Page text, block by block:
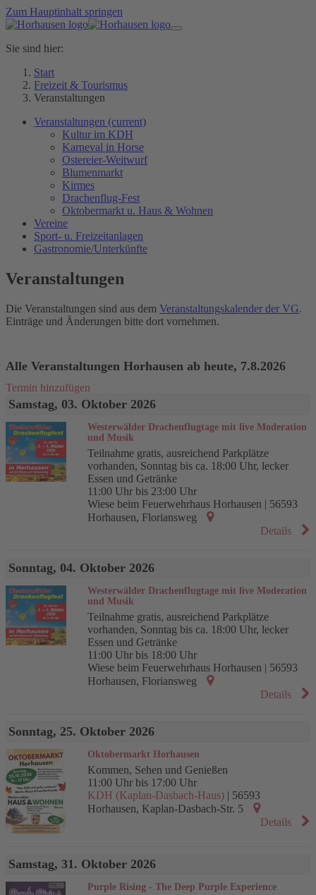
Zum Hauptinhalt springen
Sie sind hier:
Start
Freizeit & Tourismus
Veranstaltungen
Veranstaltungen (current)
Kultur im KDH
Karneval in Horse
Ostereier-Weitwurf
Blumenmarkt
Kirmes
Drachenflug-Fest
Oktobermarkt u. Haus & Wohnen
Vereine
Sport- u. Freizeitanlagen
Gastronomie/Unterkünfte
Veranstaltungen
Die Veranstaltungen sind aus dem Veranstaltungskalender der VG.
Einträge und Änderungen bitte dort vornehmen.
Alle Veranstaltungen Horhausen ab heute, 7.8.2026
Termin hinzufügen
Samstag, 03. Oktober 2026
Westerwälder Drachenflugtage mit live Moderation
und Musik
Teilnahme gratis, ausreichend Parkplätze
vorhanden, Sonntag bis ca. 18:00 Uhr, lecker
Essen und Getränke
11:00 Uhr bis 23:00 Uhr
Wiese beim Feuerwehrhaus Horhausen | 56593
Horhausen, Floriansweg
Details
Sonntag, 04. Oktober 2026
Westerwälder Drachenflugtage mit live Moderation
und Musik
Teilnahme gratis, ausreichend Parkplätze
vorhanden, Sonntag bis ca. 18:00 Uhr, lecker
Essen und Getränke
11:00 Uhr bis 18:00 Uhr
Wiese beim Feuerwehrhaus Horhausen | 56593
Horhausen, Floriansweg
Details
Sonntag, 25. Oktober 2026
Oktobermarkt Horhausen
Kommen, Sehen und Genießen
11:00 Uhr bis 17:00 Uhr
KDH (Kaplan-Dasbach-Haus)| 56593
Horhausen, Kaplan-Dasbach-Str. 5
Details
Samstag, 31. Oktober 2026
Purple Rising - The Deep Purple Experience